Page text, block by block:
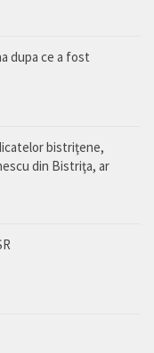
dupa ce a fost
bistriţene,
din Bistriţa, ar